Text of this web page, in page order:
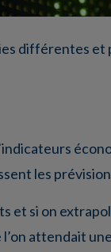
différentes
les
et si on
attendait